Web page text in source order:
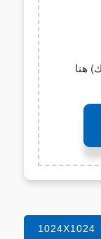
1024X1024